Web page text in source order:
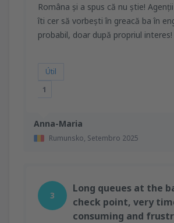
Anna-Maria
Rumunsko, Setembro 2025
Româna și a spus că nu știe!
îti cer să vorbești în greacă ba în
probabil, doar după propriul interes!
Útil
1
3
Long queues at the
check point, very
consuming and